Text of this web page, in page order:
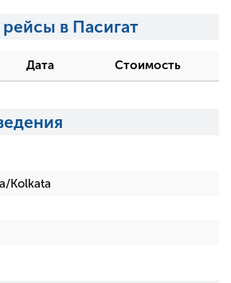
в Пасигат
Дата Стоимость
Kolkata